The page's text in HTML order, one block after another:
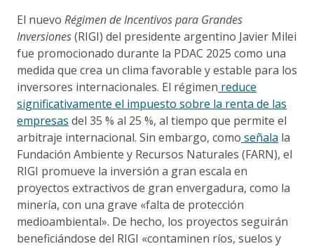
El nuevo Régimen de Incentivos para Grandes
Inversiones(RIGI) del presidente argentino Javier Milei
fue promocionado durante la PDAC 2025 como una
medida que crea un clima favorable y estable para los
inversores internacionales. El régimen reduce
significativamente el impuesto sobre la renta de las
empresas del 35 % al 25 %, al tiempo que permite el
arbitraje internacional. Sin embargo, como señala la
Fundación Ambiente y Recursos Naturales (FARN), el
RIGI promueve la inversión a gran escala en
proyectos extractivos de gran envergadura, como la
minería, con una grave «falta de protección
medioambiental». De hecho, los proyectos seguirán
beneficiándose del RIGI «contaminen ríos, suelos y